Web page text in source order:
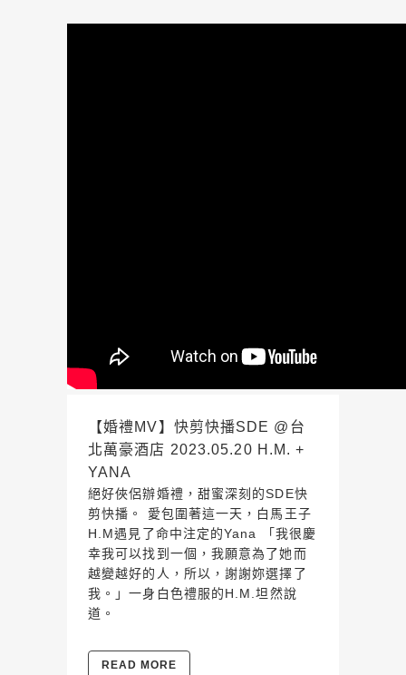
【婚禮MV】快剪快播SDE @台
北萬豪酒店 2023.05.20 H.M. +
YANA
絕好俠侶辦婚禮，甜蜜深刻的SDE快
剪快播。 愛包圍著這一天，白馬王子
H.M遇見了命中注定的Yana 「我很慶
幸我可以找到一個，我願意為了她而
越變越好的人，所以，謝謝妳選擇了
我。」一身白色禮服的H.M.坦然說
道。
READ MORE